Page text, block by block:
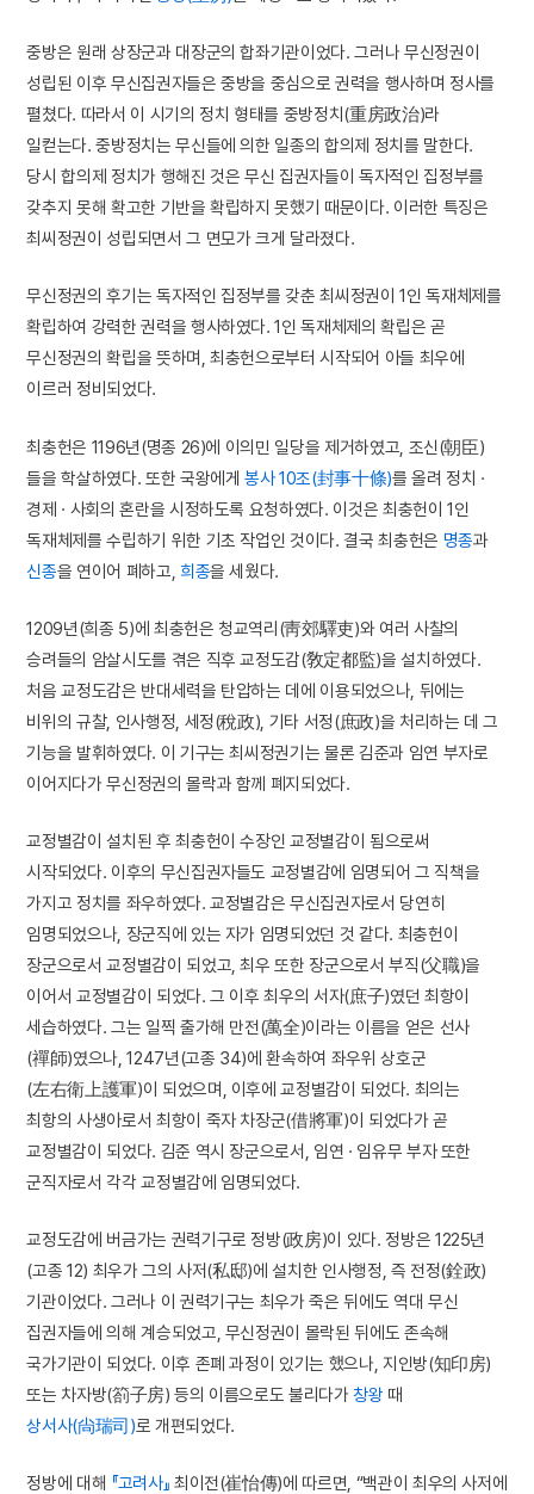
중방은 원래 상장군과 대장군의 합좌기관이었다. 그러나 무신정권이
성립된 이후 무신집권자들은 중방을 중심으로 권력을 행사하며 정사를
펼쳤다. 따라서 이 시기의 정치 형태를 중방정치(重房政治)라
일컫는다. 중방정치는 무신들에 의한 일종의 합의제 정치를 말한다.
당시 합의제 정치가 행해진 것은 무신 집권자들이 독자적인 집정부를
갖추지 못해 확고한 기반을 확립하지 못했기 때문이다. 이러한 특징은
최씨정권이 성립되면서 그 면모가 크게 달라졌다.
무신정권의 후기는 독자적인 집정부를 갖춘 최씨정권이 1인 독재체제를
확립하여 강력한 권력을 행사하였다. 1인 독재체제의 확립은 곧
무신정권의 확립을 뜻하며, 최충헌으로부터 시작되어 아들 최우에
이르러 정비되었다.
최충헌은 1196년(명종 26)에 이의민 일당을 제거하였고, 조신(朝臣)
들을 학살하였다. 또한 국왕에게봉사 10조(封事十條)를 올려 정치 ·
경제 · 사회의 혼란을 시정하도록 요청하였다. 이것은 최충헌이 1인
독재체제를 수립하기 위한 기초 작업인 것이다. 결국 최충헌은 명종과
신종을 연이어 폐하고, 희종을 세웠다.
1209년(희종 5)에 최충헌은 청교역리(靑郊驛吏)와 여러 사찰의
승려들의 암살시도를 겪은 직후 교정도감(敎定都監)을 설치하였다.
처음 교정도감은 반대세력을 탄압하는 데에 이용되었으나, 뒤에는
비위의 규찰, 인사행정, 세정(稅政), 기타 서정(庶政)을 처리하는 데 그
기능을 발휘하였다. 이 기구는 최씨정권기는 물론 김준과 임연 부자로
이어지다가 무신정권의 몰락과 함께 폐지되었다.
교정별감이 설치된 후 최충헌이 수장인 교정별감이 됨으로써
시작되었다. 이후의 무신집권자들도 교정별감에 임명되어 그 직책을
가지고 정치를 좌우하였다. 교정별감은 무신집권자로서 당연히
임명되었으나, 장군직에 있는 자가 임명되었던 것 같다. 최충헌이
장군으로서 교정별감이 되었고, 최우 또한 장군으로서 부직(父職)을
이어서 교정별감이 되었다. 그 이후 최우의 서자(庶子)였던 최항이
세습하였다. 그는 일찍 출가해 만전(萬全)이라는 이름을 얻은 선사
(禪師)였으나, 1247년(고종 34)에 환속하여 좌우위 상호군
(左右衛上護軍)이 되었으며, 이후에 교정별감이 되었다. 최의는
최항의 사생아로서 최항이 죽자 차장군(借將軍)이 되었다가 곧
교정별감이 되었다. 김준 역시 장군으로서, 임연 · 임유무 부자 또한
군직자로서 각각 교정별감에 임명되었다.
교정도감에 버금가는 권력기구로 정방(政房)이 있다. 정방은 1225년
(고종 12) 최우가 그의 사저(私邸)에 설치한 인사행정, 즉 전정(銓政)
기관이었다. 그러나 이 권력기구는 최우가 죽은 뒤에도 역대 무신
집권자들에 의해 계승되었고, 무신정권이 몰락된 뒤에도 존속해
국가기관이 되었다. 이후 존폐 과정이 있기는 했으나, 지인방(知印房)
또는 차자방(箚子房) 등의 이름으로도 불리다가창왕 때
상서사(尙瑞司)로 개편되었다.
정방에 대해 『고려사』 최이전(崔怡傳)에 따르면, “백관이 최우의 사저에